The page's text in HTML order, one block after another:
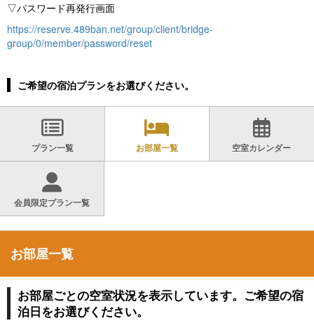
▽パスワード再発行画面
https://reserve.489ban.net/group/client/bridge-
group/0/member/password/reset
ご希望の宿泊プランをお選びください。
プラン一覧 お部屋一覧 空室カレンダー
会員限定プラン一覧
お部屋一覧
お部屋ごとの空室状況を表示しています。ご希望の宿
泊日をお選びください。